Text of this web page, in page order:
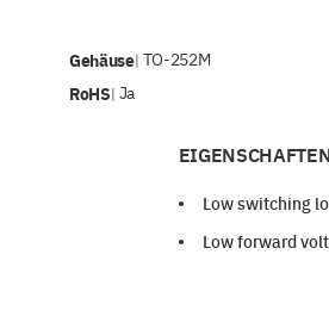
Gehäuse| TO-252M
RoHS| Ja
Low switching
Low forward